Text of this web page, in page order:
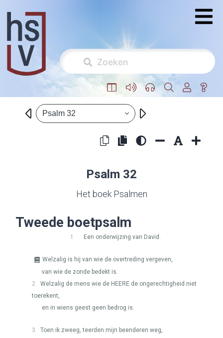
Psalm 32
Psalm 32
Het boek Psalmen
Tweede boetpsalm
1 Een onderwijzing van David.
Welzalig is hij van wie de overtreding vergeven,
van wie de zonde bedekt is.
2
Welzalig de mens wie de HEERE de ongerechtigheid niet
toerekent,
en in wiens geest geen bedrog is.
3
Toen ik zweeg, teerden mijn beenderen weg,